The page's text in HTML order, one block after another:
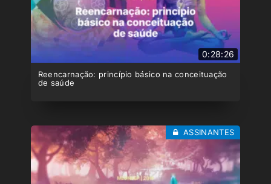
0:28:26
Reencarnação: princípio básico na conceituação
de saúde
ASSINANTES